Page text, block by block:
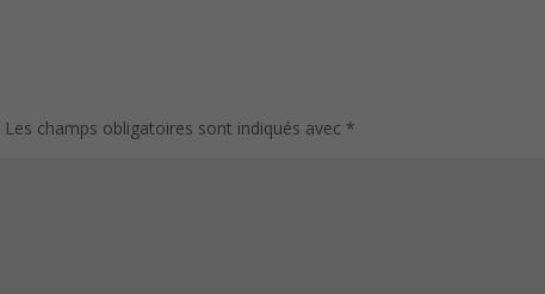
Les champs obligatoires sont indiqués avec *